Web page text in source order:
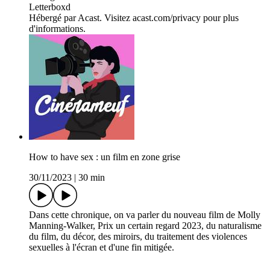
Letterboxd
Hébergé par Acast. Visitez acast.com/privacy pour plus
d'informations.
How to have sex : un film en zone grise
30/11/2023
30 min
Dans cette chronique, on va parler du nouveau film de Molly
Manning-Walker, Prix un certain regard 2023, du naturalisme
du film, du décor, des miroirs, du traitement des violences
sexuelles à l'écran et d'une fin mitigée.